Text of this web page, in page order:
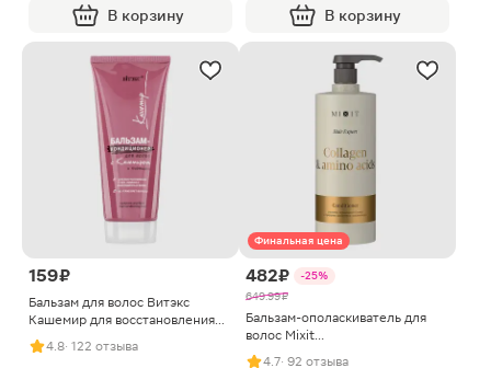
В корзину В корзину
159 ₽
Бальзам для волос Витэкс
Кашемир для восстановления
волос 200мл
4.8· 122 отзыва
Финальная цена
482 ₽
-25%
649.99 ₽
Бальзам-ополаскиватель для
волос Mixit
Collagen&AminoAcids питание
4.7· 92 отзыва